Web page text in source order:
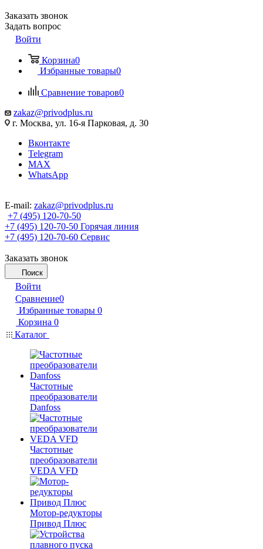
Заказать звонок
Задать вопрос
Войти
Корзина0
Избранные товары0
Сравнение товаров0
zakaz@privodplus.ru
г. Москва, ул. 16-я Парковая, д. 30
Вконтакте
Telegram
MAX
WhatsApp
E-mail: zakaz@privodplus.ru
+7 (495) 120-70-50
+7 (495) 120-70-50 Горячая линия
+7 (495) 120-70-60 Сервис
Заказать звонок
Поиск
Войти
Сравнение0
Избранные товары 0
Корзина 0
Каталог
Частотные
преобразователи
Danfoss
Частотные
преобразователи
VEDA VFD
Мотор-редукторы
Привод Плюс